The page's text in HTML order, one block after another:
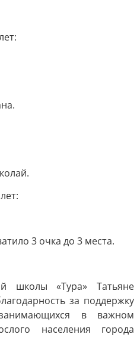
3 очка до 3 места.
школы «Тура» Татьяне
за поддержку
в важном
населения города